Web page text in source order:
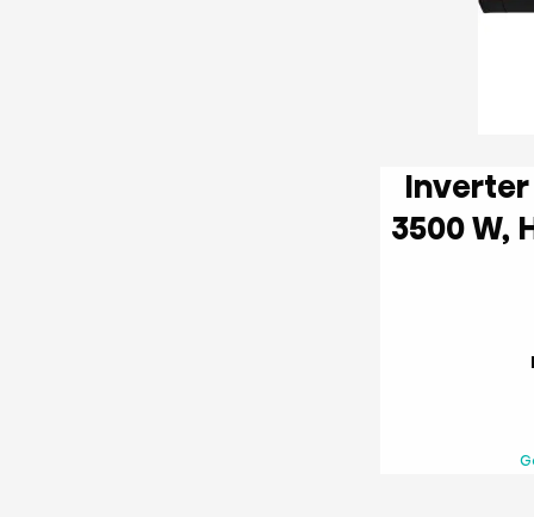
Inverter Oro
3500 W, HI-NANO sterilization,